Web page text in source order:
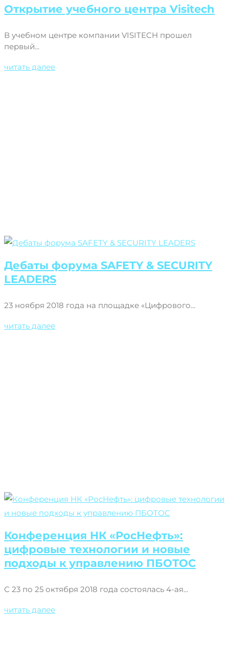
Открытие учебного центра Visitech
В учебном центре компании VISITECH прошел
первый...
читать далее
Дебаты форума SAFETY & SECURITY
LEADERS
23 ноября 2018 года на площадке «Цифрового...
читать далее
Конференция НК «РосНефть»:
цифровые технологии и новые
подходы к управлению ПБОТОС
С 23 по 25 октября 2018 года состоялась 4-ая...
читать далее